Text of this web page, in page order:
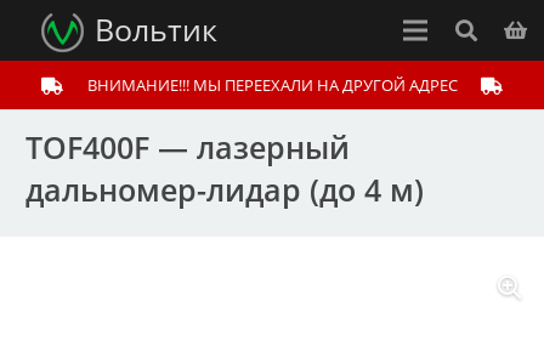
Вольтик
ВНИМАНИЕ!!! МЫ ПЕРЕЕХАЛИ НА ДРУГОЙ АДРЕС
TOF400F — лазерный
дальномер-лидар (до 4 м)